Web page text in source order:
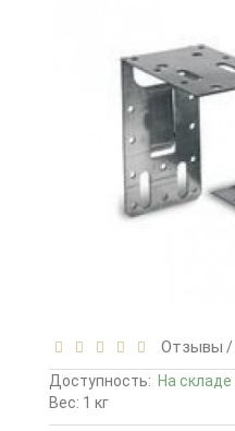
Отзывы /
Доступность: На складе
Вес: 1 кг